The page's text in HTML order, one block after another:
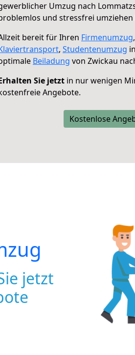
Umzug nach
und stressfrei umziehen
bereit für Ihren Firmenumzug,
, Studentenumzug
Beiladung von Zwickau
Sie jetzt in nur wenigen
Angebote.
Kostenlose
jetzt